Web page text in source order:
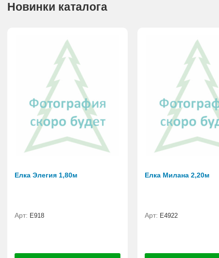
Новинки каталога
Елка Элегия 1,80м
Арт: E918
Елка Милана 2,20м
Арт: Е4922